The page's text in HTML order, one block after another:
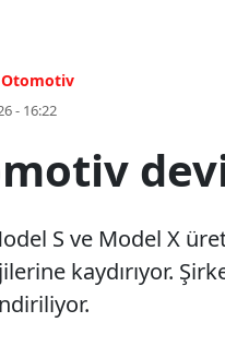
Otomotiv
- 16:22
S ve Model X
kaydırıyor.